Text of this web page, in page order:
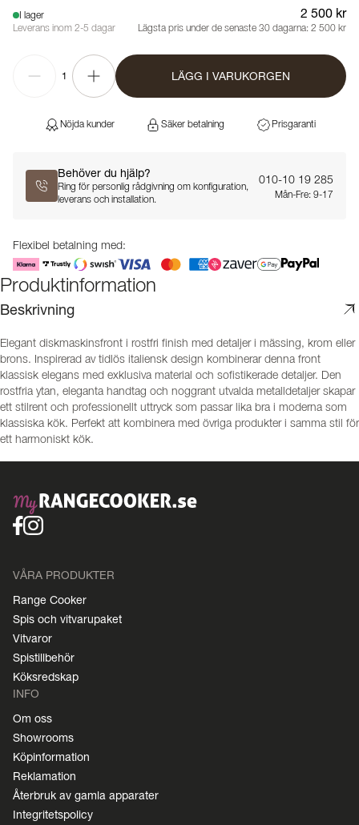
I lager
Leverans inom 2-5 dagar
2 500 kr
Lägsta pris under de senaste 30 dagarna: 2 500 kr
1 LÄGG I VARUKORGEN
Nöjda kunder Säker betalning Prisgaranti
Behöver du hjälp?
Ring för personlig rådgivning om konfiguration,
leverans och installation.
010-10 19 285
Mån-Fre: 9-17
Flexibel betalning med:
Produktinformation
Beskrivning
Elegant diskmaskinsfront i rostfri finish med detaljer i mässing, krom eller
brons. Inspirerad av tidlös italiensk design kombinerar denna front
klassisk elegans med exklusiva material och sofistikerade detaljer. Den
rostfria ytan, eleganta handtag och noggrant utvalda metalldetaljer skapar
ett stilrent och professionellt uttryck som passar lika bra i moderna som
klassiska kök. Perfekt att kombinera med övriga produkter i samma stil för
ett harmoniskt kök.
VÅRA PRODUKTER
Range Cooker
Spis och vitvarupaket
Vitvaror
Spistillbehör
Köksredskap
INFO
Om oss
Showrooms
Köpinformation
Reklamation
Återbruk av gamla apparater
Integritetspolicy